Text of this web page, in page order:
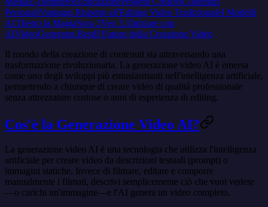
PersonaliVantaggi Rispetto all'Editing Video TradizionaleI Modelli
AI Dietro la MagiaSora 2Veo 3.1Iniziare con
AIVideoGenerator.BestIl Futuro della Creazione Video
Il mondo della creazione di contenuti sta attraversando una
trasformazione rivoluzionaria. La generazione video AI è emersa
come uno degli sviluppi più entusiasmanti nell'intelligenza artificiale,
permettendo a chiunque di creare video di qualità professionale
senza attrezzature costose o anni di esperienza di editing.
Cos'è la Generazione Video AI?
La generazione video AI è una tecnologia che utilizza l'intelligenza
artificiale per creare video da descrizioni testuali (prompt) o
immagini statiche. Invece di filmare, editare e comporre
manualmente i filmati, descrivi semplicemente ciò che vuoi vedere
—o carichi un'immagine—e l'AI genera un video completo.